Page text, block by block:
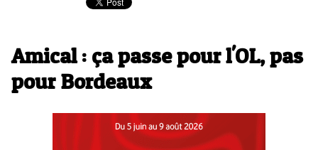
Amical : ça passe pour l'OL, pas
pour Bordeaux